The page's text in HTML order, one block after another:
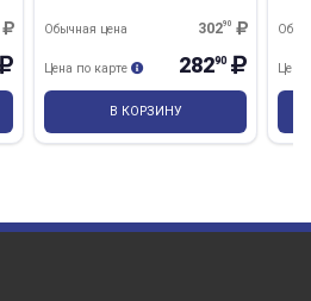
30290
Обычная цена
28290
Цена по карте
В КОРЗИНУ
Цена